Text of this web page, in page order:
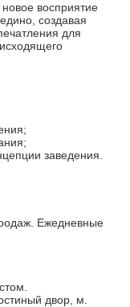
восприятие
создавая
для
заведения.
Ежедневные
двор, м.